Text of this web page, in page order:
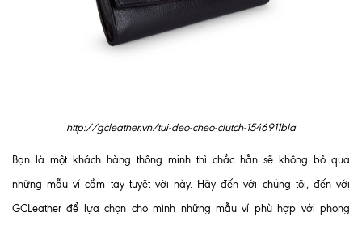
http://gcleather.vn/tui-deo-cheo-clutch-1546911bla
Bạn là một khách hàng thông minh thì chắc hẳn sẽ không bỏ qua
những mẫu ví cầm tay tuyệt vời này. Hãy đến với chúng tôi, đến với
GCLeather để lựa chọn cho mình những mẫu ví phù hợp với phong